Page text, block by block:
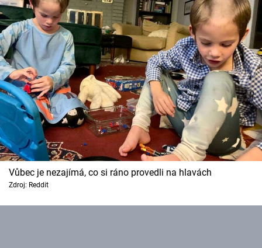
Vůbec je nezajímá, co si ráno provedli na hlavách
Zdroj: Reddit